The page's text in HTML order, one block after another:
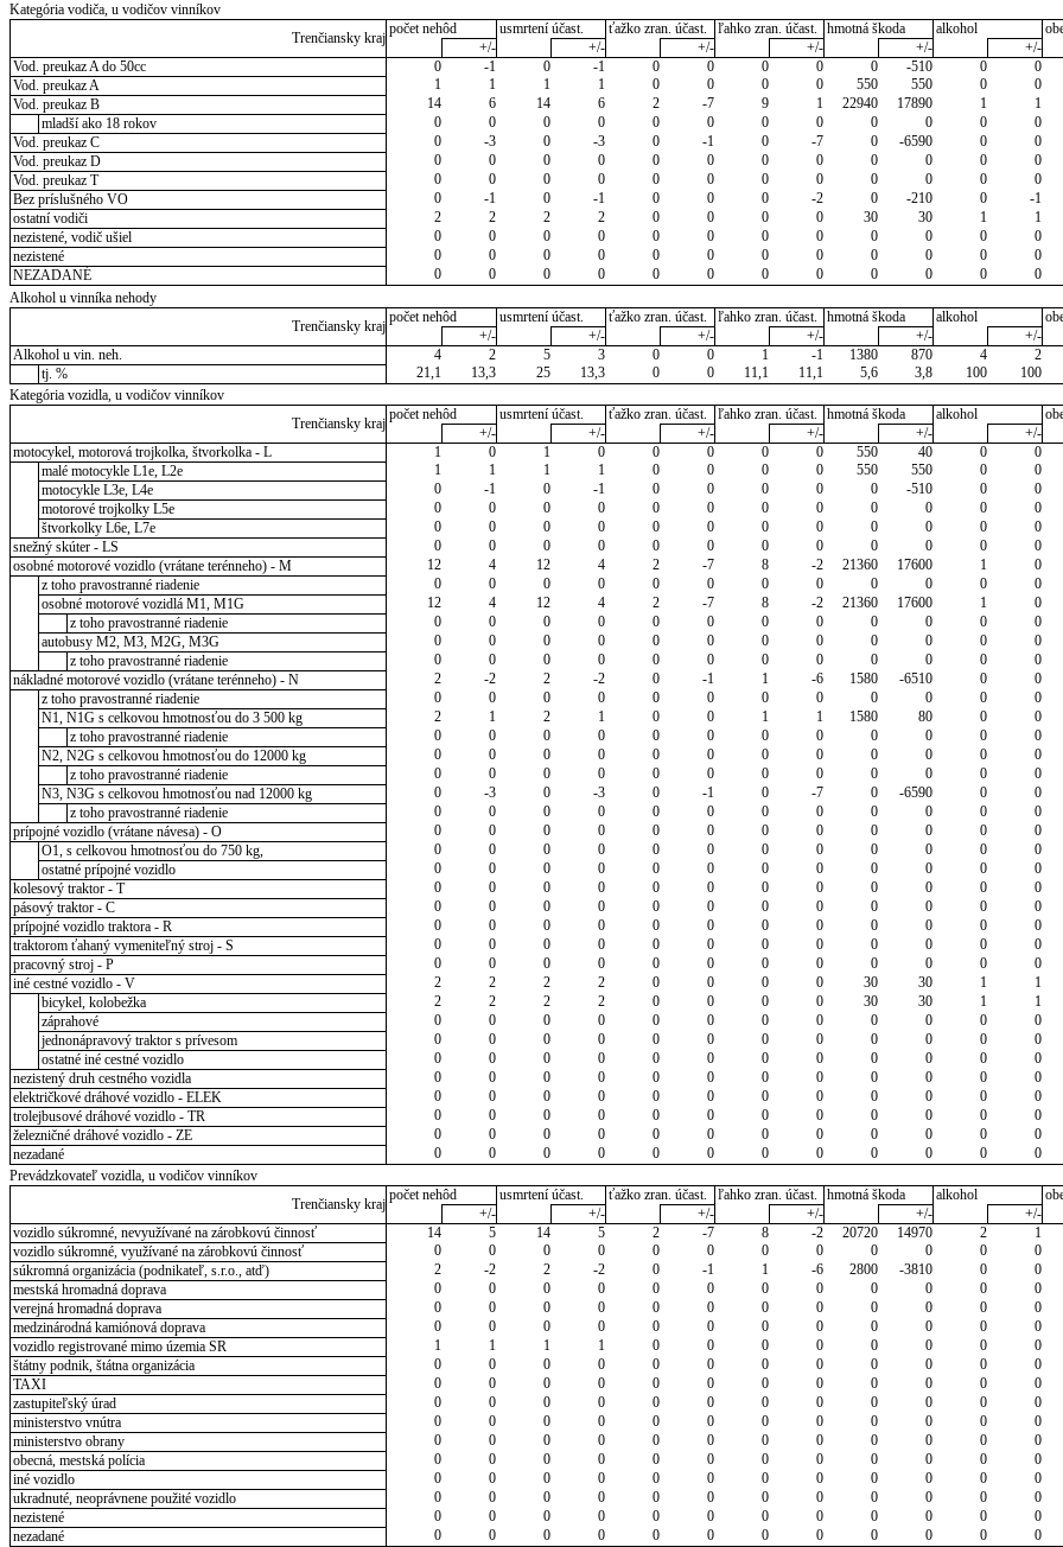
Kategória vodiča, u vodičov vinníkov
Trenčiansky kraj
počet nehôd usmrtení účast. ťažko zran. účast. ľahko zran. účast. hmotná škoda alkohol
+/-
+/- +/- +/- +/- +/-
Vod. preukaz A do 50cc
0 -1 0 -1 0 0 0 0 0 -510 0 0
Vod. preukaz A
1 1 1 1 0 0 0 0 550 550 0 0
Vod. preukaz B
14 6 14 6 2 -7 9 1 22940 17890 1 1
mladší ako 18 rokov
0 0 0 0 0 0 0 0 0 0 0 0
Vod. preukaz C
0 -3 0 -3 0 -1 0 -7 0 -6590 0 0
Vod. preukaz D
0 0 0 0 0 0 0 0 0 0 0 0
Vod. preukaz T
0 0 0 0 0 0 0 0 0 0 0 0
Bez príslušného VO
0 -1 0 -1 0 0 0 -2 0 -210 0 -1
ostatní vodiči
2 2 2 2 0 0 0 0 30 30 1 1
nezistené, vodič ušiel
0 0 0 0 0 0 0 0 0 0 0 0
nezistené
0 0 0 0 0 0 0 0 0 0 0 0
NEZADANÉ
0 0 0 0 0 0 0 0 0 0 0 0
Alkohol u vinníka nehody
Trenčiansky kraj
počet nehôd usmrtení účast. ťažko zran. účast. ľahko zran. účast. hmotná škoda alkohol
+/-
+/- +/- +/- +/- +/-
Alkohol u vin. neh.
4 2 5 3 0 0 1 -1 1380 870 4 2
tj. %
21,1 13,3 25 13,3 0 0 11,1 11,1 5,6 3,8 100 100
Kategória vozidla, u vodičov vinníkov
Trenčiansky kraj
počet nehôd usmrtení účast. ťažko zran. účast. ľahko zran. účast. hmotná škoda alkohol
+/-
+/- +/- +/- +/- +/-
motocykel, motorová trojkolka, štvorkolka - L
1 0 1 0 0 0 0 0 550 40 0 0
malé motocykle L1e, L2e
1 1 1 1 0 0 0 0 550 550 0 0
motocykle L3e, L4e
0 -1 0 -1 0 0 0 0 0 -510 0 0
motorové trojkolky L5e
0 0 0 0 0 0 0 0 0 0 0 0
štvorkolky L6e, L7e
0 0 0 0 0 0 0 0 0 0 0 0
snežný skúter - LS
0 0 0 0 0 0 0 0 0 0 0 0
osobné motorové vozidlo (vrátane terénneho) - M
12 4 12 4 2 -7 8 -2 21360 17600 1 0
z toho pravostranné riadenie
0 0 0 0 0 0 0 0 0 0 0 0
osobné motorové vozidlá M1, M1G
12 4 12 4 2 -7 8 -2 21360 17600 1 0
z toho pravostranné riadenie
0 0 0 0 0 0 0 0 0 0 0 0
autobusy M2, M3, M2G, M3G
0 0 0 0 0 0 0 0 0 0 0 0
z toho pravostranné riadenie
0 0 0 0 0 0 0 0 0 0 0 0
nákladné motorové vozidlo (vrátane terénneho) - N
2 -2 2 -2 0 -1 1 -6 1580 -6510 0 0
z toho pravostranné riadenie
0 0 0 0 0 0 0 0 0 0 0 0
N1, N1G s celkovou hmotnosťou do 3 500 kg
2 1 2 1 0 0 1 1 1580 80 0 0
z toho pravostranné riadenie
0 0 0 0 0 0 0 0 0 0 0 0
N2, N2G s celkovou hmotnosťou do 12000 kg
0 0 0 0 0 0 0 0 0 0 0 0
z toho pravostranné riadenie
0 0 0 0 0 0 0 0 0 0 0 0
N3, N3G s celkovou hmotnosťou nad 12000 kg
0 -3 0 -3 0 -1 0 -7 0 -6590 0 0
z toho pravostranné riadenie
0 0 0 0 0 0 0 0 0 0 0 0
prípojné vozidlo (vrátane návesa) - O
0 0 0 0 0 0 0 0 0 0 0 0
O1, s celkovou hmotnosťou do 750 kg,
0 0 0 0 0 0 0 0 0 0 0 0
ostatné prípojné vozidlo
0 0 0 0 0 0 0 0 0 0 0 0
kolesový traktor - T
0 0 0 0 0 0 0 0 0 0 0 0
pásový traktor - C
0 0 0 0 0 0 0 0 0 0 0 0
prípojné vozidlo traktora - R
0 0 0 0 0 0 0 0 0 0 0 0
traktorom ťahaný vymeniteľný stroj - S
0 0 0 0 0 0 0 0 0 0 0 0
pracovný stroj - P
0 0 0 0 0 0 0 0 0 0 0 0
iné cestné vozidlo - V
2 2 2 2 0 0 0 0 30 30 1 1
bicykel, kolobežka
2 2 2 2 0 0 0 0 30 30 1 1
záprahové
0 0 0 0 0 0 0 0 0 0 0 0
jednonápravový traktor s prívesom
0 0 0 0 0 0 0 0 0 0 0 0
ostatné iné cestné vozidlo
0 0 0 0 0 0 0 0 0 0 0 0
nezistený druh cestného vozidla
0 0 0 0 0 0 0 0 0 0 0 0
električkové dráhové vozidlo - ELEK
0 0 0 0 0 0 0 0 0 0 0 0
trolejbusové dráhové vozidlo - TR
0 0 0 0 0 0 0 0 0 0 0 0
železničné dráhové vozidlo - ZE
0 0 0 0 0 0 0 0 0 0 0 0
nezadané
0 0 0 0 0 0 0 0 0 0 0 0
Prevádzkovateľ vozidla, u vodičov vinníkov
Trenčiansky kraj
počet nehôd usmrtení účast. ťažko zran. účast. ľahko zran. účast. hmotná škoda alkohol
+/-
+/- +/- +/- +/- +/-
vozidlo súkromné, nevyužívané na zárobkovú činnosť
14 5 14 5 2 -7 8 -2 20720 14970 2 1
vozidlo súkromné, využívané na zárobkovú činnosť
0 0 0 0 0 0 0 0 0 0 0 0
súkromná organizácia (podnikateľ, s.r.o., atď)
2 -2 2 -2 0 -1 1 -6 2800 -3810 0 0
mestská hromadná doprava
0 0 0 0 0 0 0 0 0 0 0 0
verejná hromadná doprava
0 0 0 0 0 0 0 0 0 0 0 0
medzinárodná kamiónová doprava
0 0 0 0 0 0 0 0 0 0 0 0
vozidlo registrované mimo územia SR
1 1 1 1 0 0 0 0 0 0 0 0
štátny podnik, štátna organizácia
0 0 0 0 0 0 0 0 0 0 0 0
TAXI
0 0 0 0 0 0 0 0 0 0 0 0
zastupiteľský úrad
0 0 0 0 0 0 0 0 0 0 0 0
ministerstvo vnútra
0 0 0 0 0 0 0 0 0 0 0 0
ministerstvo obrany
0 0 0 0 0 0 0 0 0 0 0 0
obecná, mestská polícia
0 0 0 0 0 0 0 0 0 0 0 0
iné vozidlo
0 0 0 0 0 0 0 0 0 0 0 0
ukradnuté, neoprávnene použité vozidlo
0 0 0 0 0 0 0 0 0 0 0 0
nezistené
0 0 0 0 0 0 0 0 0 0 0 0
nezadané
0 0 0 0 0 0 0 0 0 0 0 0